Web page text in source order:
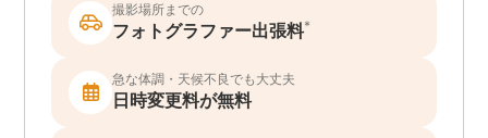
撮影場所までの
フォトグラファー出張料*
急な体調・天候不良でも大丈夫
日時変更料が無料